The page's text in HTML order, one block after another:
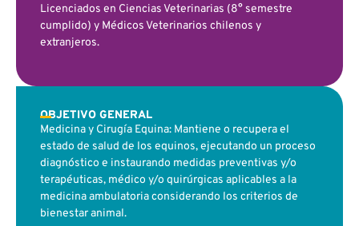
Licenciados en Ciencias Veterinarias (8° semestre
cumplido) y Médicos Veterinarios chilenos y
extranjeros.
OBJETIVO GENERAL
Medicina y Cirugía Equina: Mantiene o recupera el
estado de salud de los equinos, ejecutando un proceso
diagnóstico e instaurando medidas preventivas y/o
terapéuticas, médico y/o quirúrgicas aplicables a la
medicina ambulatoria considerando los criterios de
bienestar animal.